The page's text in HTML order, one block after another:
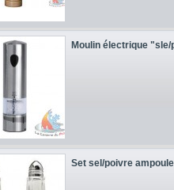
Moulin électrique
Set sel/poivre ampoule